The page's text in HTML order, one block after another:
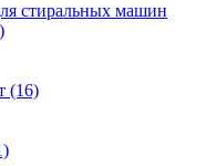
стиральных машин
(16)